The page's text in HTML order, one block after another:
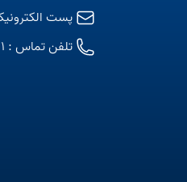
پست
تلفن تماس :